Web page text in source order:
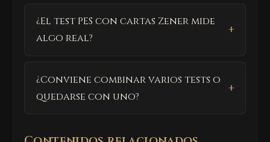
¿El test PES con cartas Zener mide
algo real?
¿Conviene combinar varios tests o
quedarse con uno?